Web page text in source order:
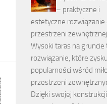
– praktyczne i
estetyczne rozwiązanie
przestrzeni zewnętrznej
Wysoki taras na gruncie
rozwiązanie, które
popularności wśród
przestrzeni
Dzięki swojej